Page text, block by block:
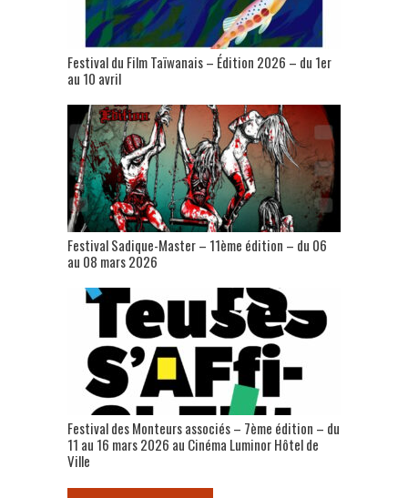
Festival du Film Taïwanais – Édition 2026 – du 1er
au 10 avril
Festival Sadique-Master – 11ème édition – du 06
au 08 mars 2026
Festival des Monteurs associés – 7ème édition – du
11 au 16 mars 2026 au Cinéma Luminor Hôtel de
Ville